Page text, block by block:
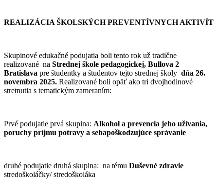
REALIZÁCIA ŠKOLSKÝCH PREVENTÍVNYCH AKTIVÍT
Skupinové edukačné podujatia boli tento rok už tradične
realizované na Strednej škole pedagogickej, Bullova 2
Bratislava pre študentky a študentov tejto strednej školy dňa 26.
novembra 2025. Realizované boli opäť ako tri dvojhodinové
stretnutia s tematickým zameraním:
Prvé podujatie prvá skupina: Alkohol a prevencia jeho užívania,
poruchy príjmu potravy a sebapoškodzujúce správanie
druhé podujatie druhá skupina: na tému Duševné zdravie
stredoškoláčky/ stredoškoláka